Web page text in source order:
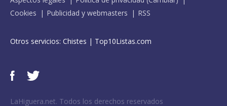
Cookies
Publicidad y webmasters RSS
Otros servicios: Chistes | Top10Listas.com
LaHiguera.net. Todos los derechos reservados